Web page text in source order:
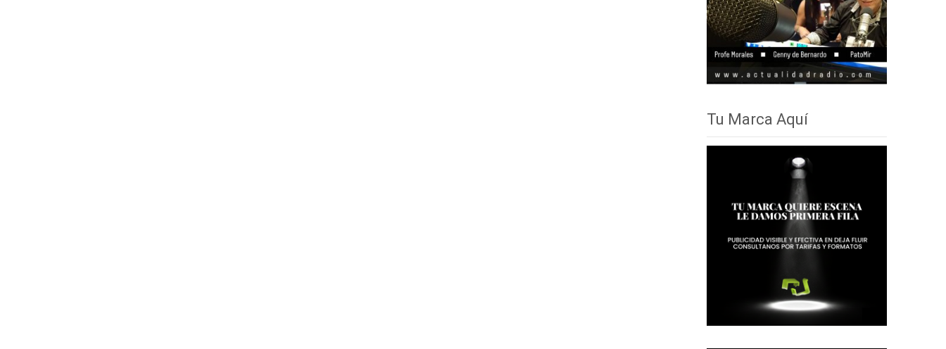
el
volumen.
Tu Marca Aquí